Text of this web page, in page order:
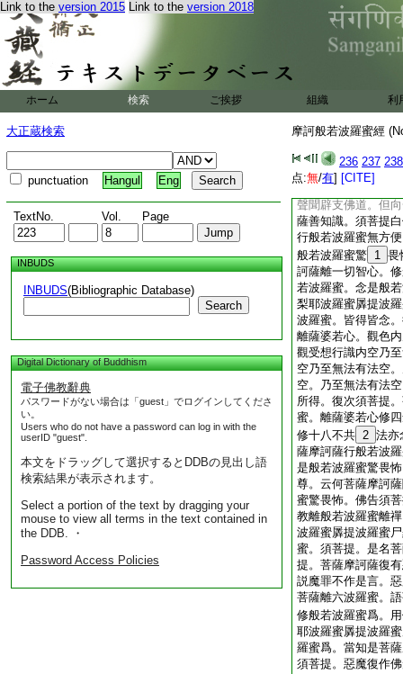
Link to the version 2015 Link to the version 2018
ホーム 検索 ご挨拶 組織 利
大正蔵検索
punctuation Hangul Eng
TextNo. Vol. Page
INBUDS
INBUDS(Bibliographic Database)
Search
Digital Dictionary of Buddhism
電子佛教辭典
パスワードがない場合は「guest」でログインしてくださ
い。
Users who do not have a password can log in with the
userID "guest".
本文をドラッグして選択するとDDBの見出し語
検索結果が表示されます。
Select a portion of the text by dragging your
mouse to view all terms in the text contained in
the DDB. ・
Password Access Policies
摩訶般若波羅蜜經
236 237 238
点:無/有] [CITE]
離亦不可得。受想
亦不可得。持是善
但向一切智。須菩
識。須菩提。菩薩
説無常乃至離亦不
聲聞辟支佛道。但
薩善知識。須菩提
説修四念處法乃至
根不向聲聞辟支佛
是名菩薩摩訶薩善
共法。修一切智亦
聲聞辟支佛道。但
薩善知識。須菩提
行般若波羅蜜無方
般若波羅蜜驚 1 畏
訶薩離一切智心。
若波羅蜜。念是般
梨耶波羅蜜羼提波
波羅蜜。皆得皆念
離薩婆若心。觀色
觀受想行識内空乃
空乃至無法有法空
空。乃至無法有法
所得。復次須菩提
蜜。離薩婆若心修
修十八不共 2 法亦
薩摩訶薩行般若波
是般若波羅蜜驚畏
尊。云何菩薩摩訶
蜜驚畏怖。佛告須
教離般若波羅蜜離
波羅蜜羼提波羅蜜
蜜。須菩提。是名
提。菩薩摩訶薩復
説魔罪不作是言。
菩薩離六波羅蜜。
修般若波羅蜜爲。
耶波羅蜜羼提波羅
羅蜜爲。當知是菩
須菩提。惡魔復作